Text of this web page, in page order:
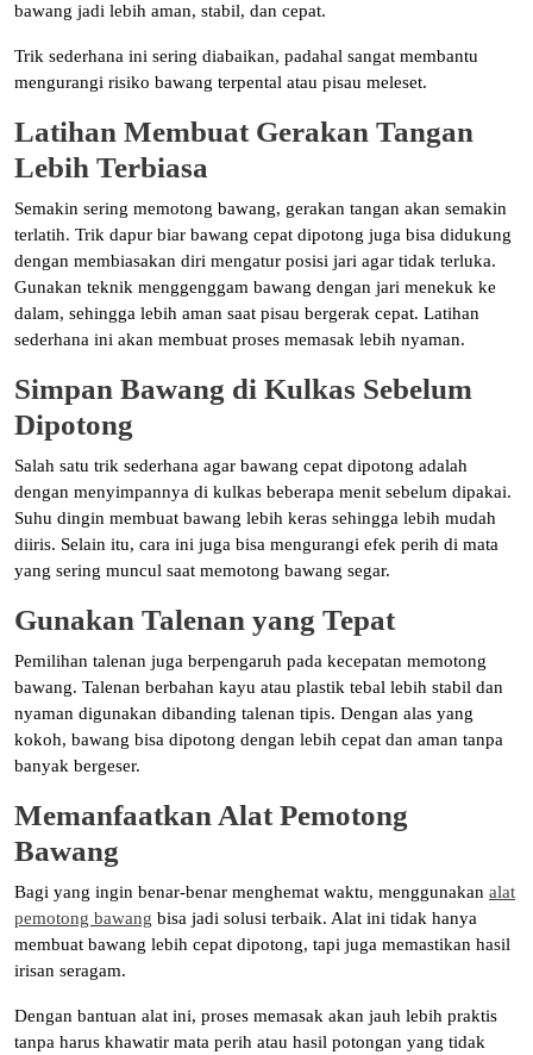
bawang jadi lebih aman, stabil, dan cepat.
Trik sederhana ini sering diabaikan, padahal sangat membantu
mengurangi risiko bawang terpental atau pisau meleset.
Latihan Membuat Gerakan Tangan
Lebih Terbiasa
Semakin sering memotong bawang, gerakan tangan akan semakin
terlatih. Trik dapur biar bawang cepat dipotong juga bisa didukung
dengan membiasakan diri mengatur posisi jari agar tidak terluka.
Gunakan teknik menggenggam bawang dengan jari menekuk ke
dalam, sehingga lebih aman saat pisau bergerak cepat. Latihan
sederhana ini akan membuat proses memasak lebih nyaman.
Simpan Bawang di Kulkas Sebelum
Dipotong
Salah satu trik sederhana agar bawang cepat dipotong adalah
dengan menyimpannya di kulkas beberapa menit sebelum dipakai.
Suhu dingin membuat bawang lebih keras sehingga lebih mudah
diiris. Selain itu, cara ini juga bisa mengurangi efek perih di mata
yang sering muncul saat memotong bawang segar.
Gunakan Talenan yang Tepat
Pemilihan talenan juga berpengaruh pada kecepatan memotong
bawang. Talenan berbahan kayu atau plastik tebal lebih stabil dan
nyaman digunakan dibanding talenan tipis. Dengan alas yang
kokoh, bawang bisa dipotong dengan lebih cepat dan aman tanpa
banyak bergeser.
Memanfaatkan Alat Pemotong
Bawang
Bagi yang ingin benar-benar menghemat waktu, menggunakan alat
pemotong bawang bisa jadi solusi terbaik. Alat ini tidak hanya
membuat bawang lebih cepat dipotong, tapi juga memastikan hasil
irisan seragam.
Dengan bantuan alat ini, proses memasak akan jauh lebih praktis
tanpa harus khawatir mata perih atau hasil potongan yang tidak